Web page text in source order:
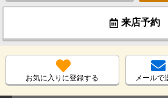
来店予約
お気に入りに登録する メールで